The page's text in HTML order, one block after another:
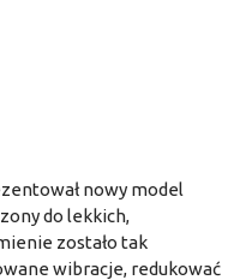
nowy model
do lekkich,
zostało tak
wibracje, redukować